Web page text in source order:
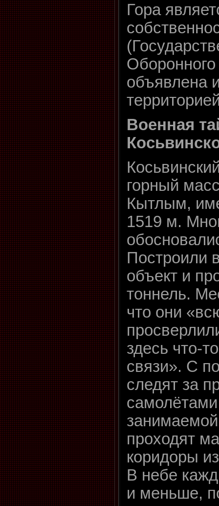
Гора
объявлена
Военная
горный
Кытлым,
1519 м.
Построили
объект и
тоннель.
что они
здесь что-
связи». С
следят за
проходят
коридоры
В небе
и меньше,